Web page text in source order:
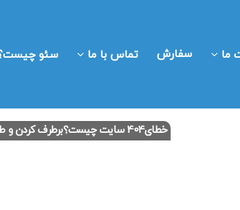
ما سفارش تماس با ما سئو
خطای404 سایت چیست؟برطرف کردن و طراحی قسمتهای 404